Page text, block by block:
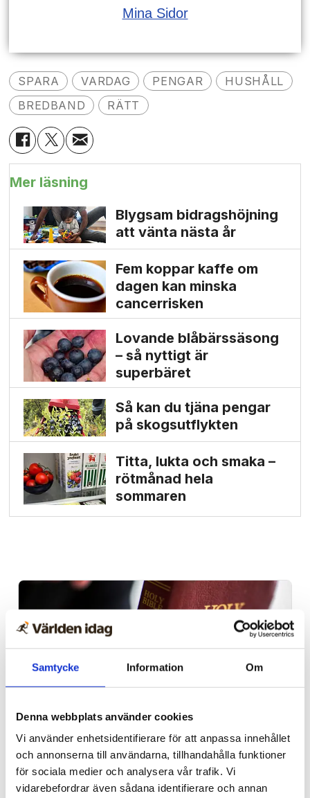
Samtycke Information Om
Denna webbplats använder cookies
Vi använder enhetsidentifierare för att anpassa innehållet
och annonserna till användarna, tillhandahålla funktioner
för sociala medier och analysera vår trafik. Vi
vidarebefordrar även sådana identifierare och annan
Mina Sidor
SPARA VARDAG PENGAR
HUSHÅLL
BREDBAND
RÄTT
Mer läsning
Blygsam bidrags­höjning
att vänta nästa år
Fem koppar kaffe om
dagen kan minska
cancer­risken
Lovande blåbärssäsong
– så nyttigt är
superbäret
Så kan du tjäna pengar
på skogs­utflykten
Titta, lukta och smaka –
rötmånad hela
sommaren
Norge
18-åring hade med sig